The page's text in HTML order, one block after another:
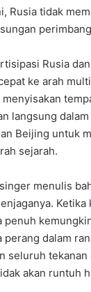
Rusia tidak
Rusia
ke arah
menyisakan
langsung
Beijing untuk
sejarah.
menulis
penuh
perang dalam
seluruh
akan runtuh